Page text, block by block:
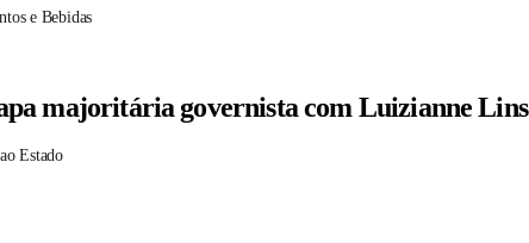
e Bebidas
majoritária governista com Luizianne Lins
Estado